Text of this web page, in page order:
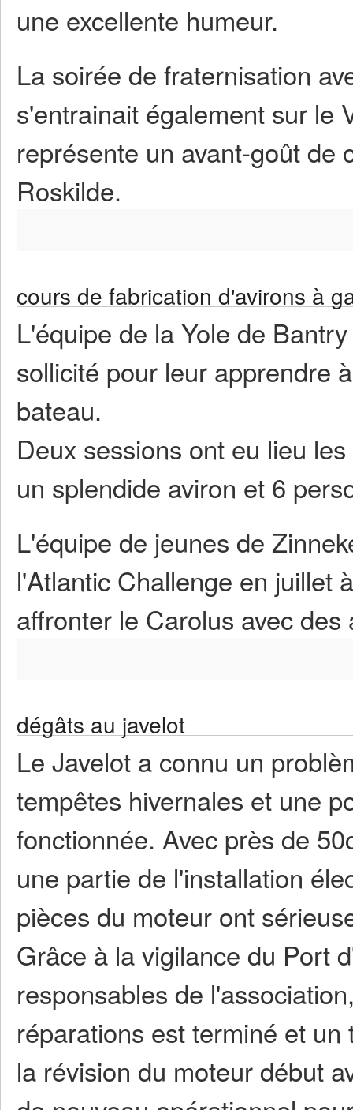
une excellente humeur.
La soirée de fraternisation
s'entrainait également sur le
représente un avant-goût de
Roskilde.
cours de fabrication d'avirons à
L'équipe de la Yole de
sollicité pour leur apprendre
bateau.
Deux sessions ont eu lieu
un splendide aviron et 6
L'équipe de jeunes de
l'Atlantic Challenge en juillet
affronter le Carolus avec
dégâts au javelot
Le Javelot a connu un
tempêtes hivernales et une
fonctionnée. Avec près de
une partie de l'installation
pièces du moteur ont
Grâce à la vigilance du Port
responsables de
réparations est terminé et
la révision du moteur début